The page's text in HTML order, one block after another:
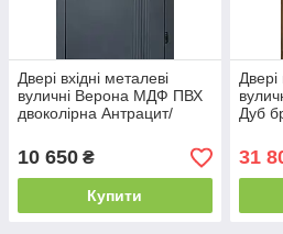
Двері вхідні металеві
вуличні Верона МДФ ПВХ
двоколірна Антрацит/
Ліве/Праве
10 650 ₴
Купити
Двері
Дуб
31